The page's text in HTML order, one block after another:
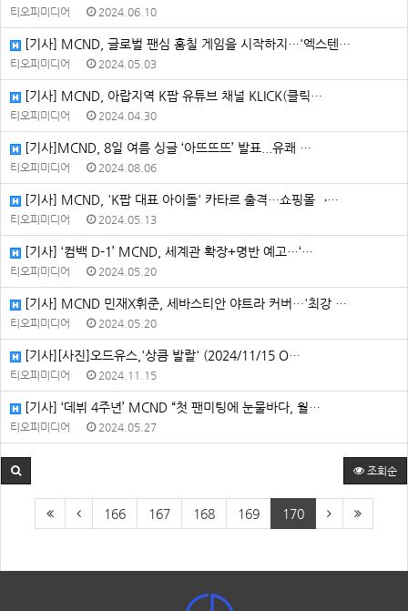
티오피미디어 2024.06.10
[기사] MCND, 글로벌 팬심 훔칠 게임을 시작하지…'엑스텐…
티오피미디어 2024.05.03
[기사] MCND, 아랍지역 K팝 유튜브 채널 KLICK(클릭…
티오피미디어 2024.04.30
[기사]MCND, 8일 여름 싱글 ‘아뜨뜨뜨’ 발표...유쾌 …
티오피미디어 2024.08.06
[기사] MCND, 'K팝 대표 아이돌' 카타르 출격…쇼핑몰→…
티오피미디어 2024.05.13
[기사] ‘컴백 D-1’ MCND, 세계관 확장+명반 예고…‘…
티오피미디어 2024.05.20
[기사] MCND 민재X휘준, 세바스티안 야트라 커버…'최강 …
티오피미디어 2024.05.20
[기사][사진]오드유스,'상큼 발랄' (2024/11/15 O…
티오피미디어 2024.11.15
[기사] ‘데뷔 4주년’ MCND “첫 팬미팅에 눈물바다, 월…
티오피미디어 2024.05.27
조회순
166 167 168 169 170